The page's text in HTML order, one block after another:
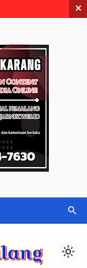
×
search
light_mode